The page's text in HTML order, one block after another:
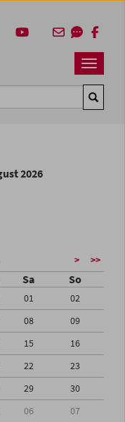
Navbar
2026
> >>
Sa So
01
02
08
09
15
16
22
23
29
30
06 07